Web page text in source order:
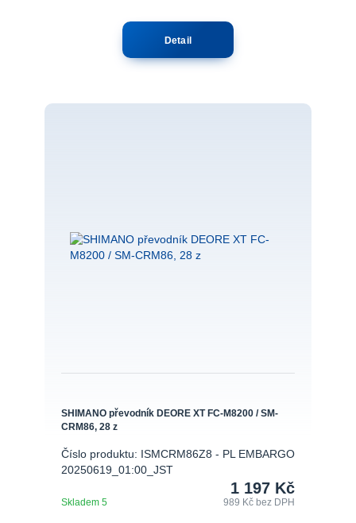
Detail
SHIMANO převodník DEORE XT FC-M8200 / SM-
CRM86, 28 z
Číslo produktu: ISMCRM86Z8 - PL EMBARGO
20250619_01:00_JST
1 197 Kč
989 Kčbez DPH
Skladem 5